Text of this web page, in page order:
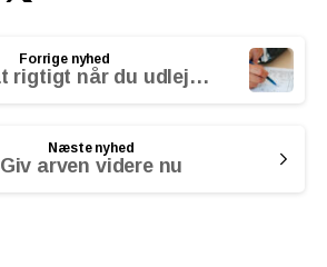
Forrige nyhed
Vælg skat rigtigt når du udlejer sommerhus
Næste nyhed
Giv arven videre nu